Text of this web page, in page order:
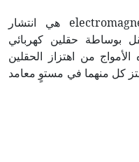
الأمواج الكهرطيسية electromagnetic waves هي انتشار
بوساطة حقلين كهربائي
من اهتزاز الحقلين
كل منهما في مستوٍ معامد